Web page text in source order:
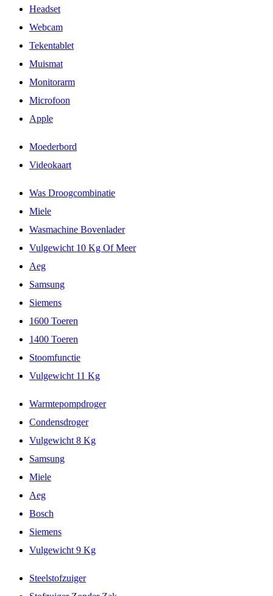
Headset
Webcam
Tekentablet
Muismat
Monitorarm
Microfoon
Apple
Moederbord
Videokaart
Was Droogcombinatie
Miele
Wasmachine Bovenlader
Vulgewicht 10 Kg Of Meer
Aeg
Samsung
Siemens
1600 Toeren
1400 Toeren
Stoomfunctie
Vulgewicht 11 Kg
Warmtepompdroger
Condensdroger
Vulgewicht 8 Kg
Samsung
Miele
Aeg
Bosch
Siemens
Vulgewicht 9 Kg
Steelstofzuiger